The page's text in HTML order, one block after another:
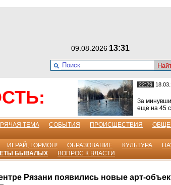
09.08.2026 13:31
22:29
За
ещё на 45
ТЕМА СОБЫТИЯ ПРОИСШЕСТВИЯ
ИГРАЙ, ГОРМОН! ОБРАЗОВАНИЕ КУЛЬТУРА
БЫВАЛЫХ ВОПРОС К ВЛАСТИ
Рязани появились новые арт-